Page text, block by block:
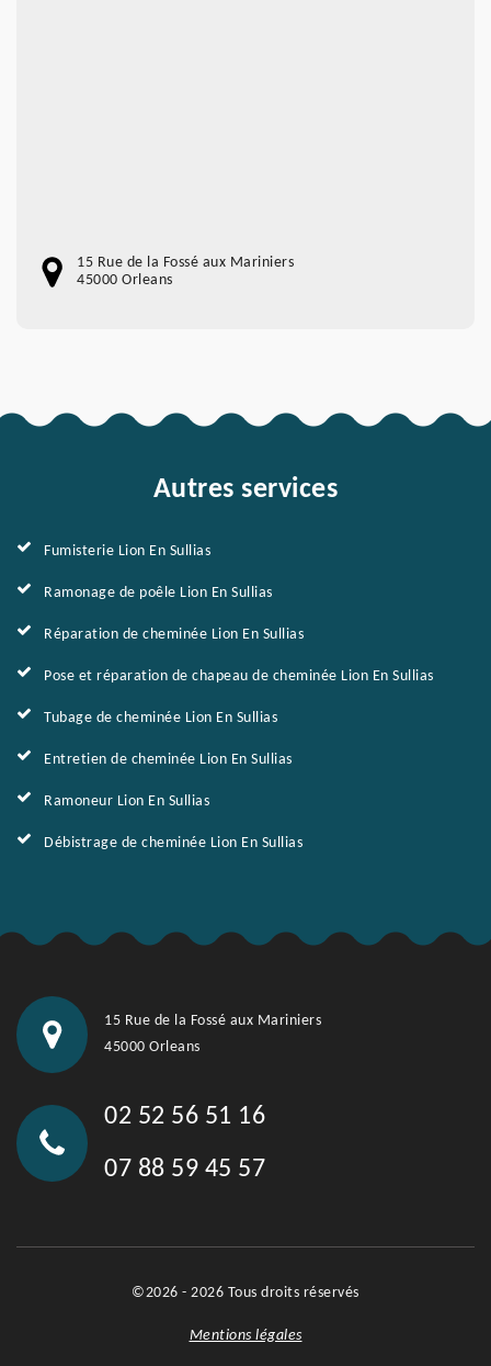
15 Rue de la Fossé aux Mariniers
45000 Orleans
Autres services
Fumisterie Lion En Sullias
Ramonage de poêle Lion En Sullias
Réparation de cheminée Lion En Sullias
Pose et réparation de chapeau de cheminée Lion En Sullias
Tubage de cheminée Lion En Sullias
Entretien de cheminée Lion En Sullias
Ramoneur Lion En Sullias
Débistrage de cheminée Lion En Sullias
15 Rue de la Fossé aux Mariniers
45000 Orleans
02 52 56 51 16
07 88 59 45 57
©2026 - 2026 Tous droits réservés
Mentions légales